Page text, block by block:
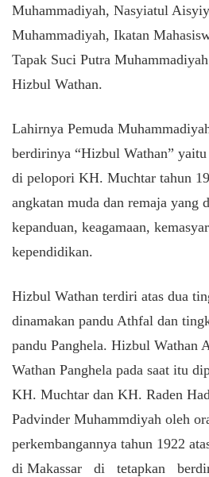
Muhammadiyah, Nasyiatul
Muhammadiyah, Ikatan
Tapak Suci Putra
Hizbul Wathan.
Lahirnya Pemuda
berdirinya “Hizbul Wathan”
di pelopori KH. Muchtar tahun
angkatan muda dan remaja yang
kepanduan, keagamaan,
kependidikan.
Hizbul Wathan terdiri atas dua
dinamakan pandu Athfal dan
pandu Panghela. Hizbul Wathan
Wathan Panghela pada saat itu
KH. Muchtar dan KH. Raden
Padvinder Muhammdiyah oleh
perkembangannya tahun 1922
di Makassar di tetapkan